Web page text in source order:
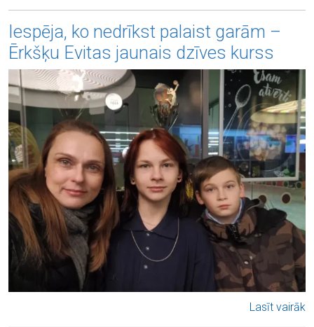
Iespēja, ko nedrīkst palaist garām –
Ērkšķu Evitas jaunais dzīves kurss
Lasīt vairāk